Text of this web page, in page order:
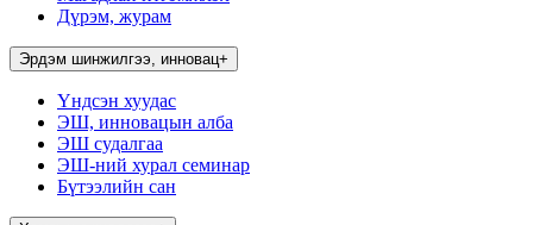
Дүрэм, журам
Эрдэм шинжилгээ, инновац+
Үндсэн хуудас
ЭШ, инновацын алба
ЭШ судалгаа
ЭШ-ний хурал семинар
Бүтээлийн сан